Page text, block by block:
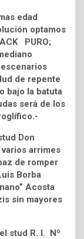
edad
optamos
PURO;
de repente
bajo la batuta
será de los
Don
arrimes
de romper
Borba
Acosta
sin mayores
stud R. I. Nº